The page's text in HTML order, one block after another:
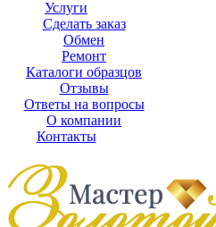
Услуги
Сделать заказ
Обмен
Ремонт
Каталоги образцов
Отзывы
Ответы на вопросы
О компании
Контакты